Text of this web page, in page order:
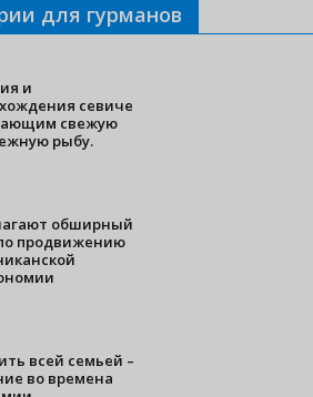
для гурманов
и
севиче
свежую
рыбу.
обширный
продвижению
всей семьей –
во времена